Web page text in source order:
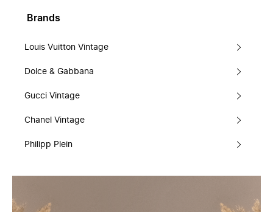
Brands
Louis Vuitton Vintage
Dolce & Gabbana
Gucci Vintage
Chanel Vintage
Philipp Plein